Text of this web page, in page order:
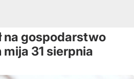
na gospodarstwo
31 sierpnia